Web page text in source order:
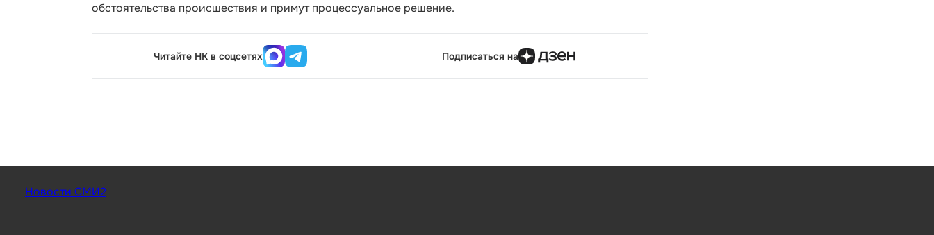
обстоятельства происшествия и примут процессуальное решение.
Читайте НК в соцсетях Подписаться на
Новости СМИ2